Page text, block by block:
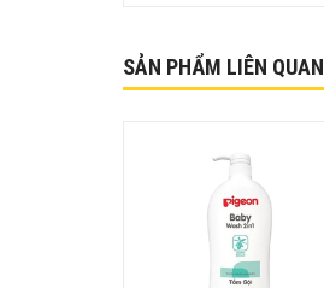
SẢN PHẨM LIÊN QUAN